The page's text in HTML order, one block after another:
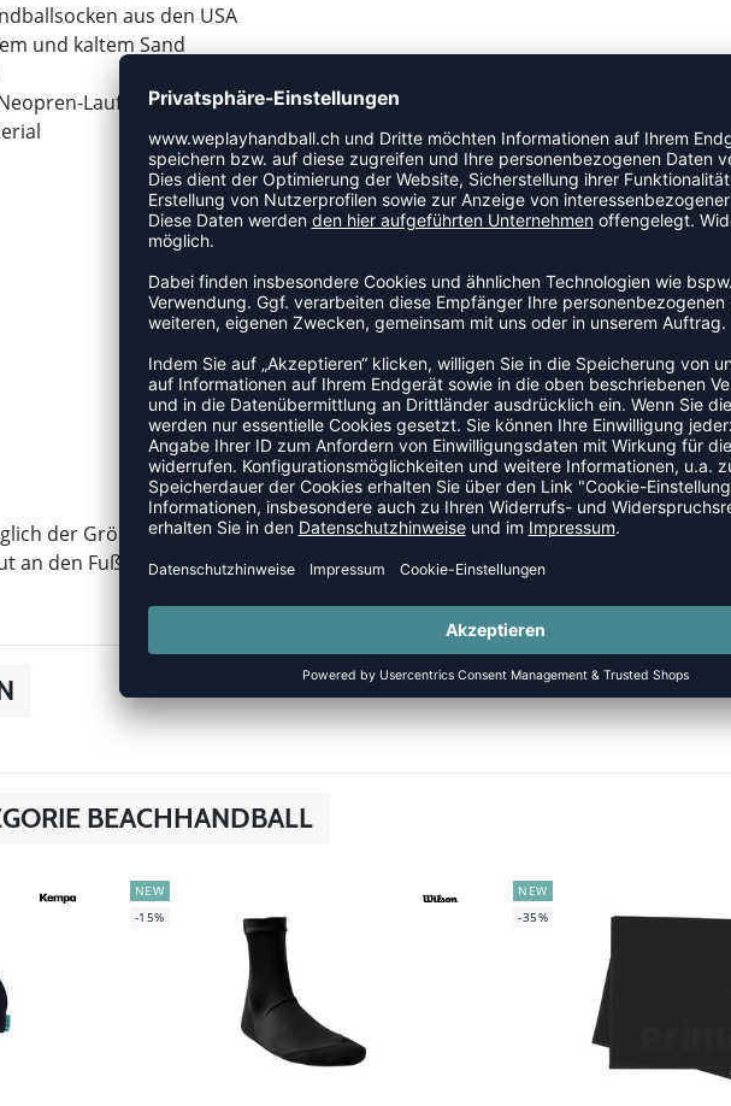
aus den USA
und kaltem Sand
Laufsohle
der Größe empfehlen wir Euch die kleinere Größe auszuwählen. Die Socken
an den Fuß an. Das Laufgefühl im Sand ist angenehmer, wenn die Socken enger
BEACHHANDBALL
NEW
-15%
NEW
-35%